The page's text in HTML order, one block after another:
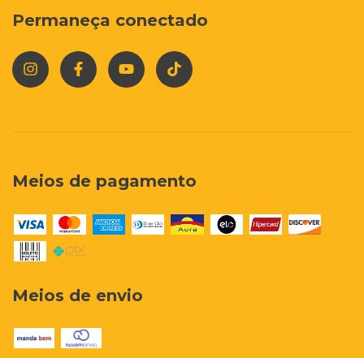
Permaneça conectado
Meios de pagamento
Meios de envio